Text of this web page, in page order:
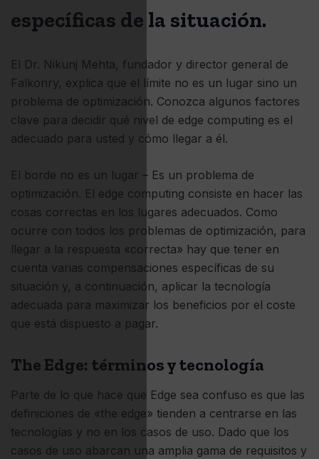
específicas de la situación.
El Dr. Nikunj Mehta, fundador y director general de
Falkonry, explica que el límite no es un lugar sino un
problema de optimización. Conozca algunos factores
clave para decidir qué nivel de edge computing es el
adecuado para usted y cómo llegar a él.
El borde no es un lugar – Es un problema de
optimización. El edge computing consiste en hacer las
cosas correctas en los lugares adecuados. Como
ocurre con todos los problemas de optimización, para
llegar a la respuesta «correcta» hay que tener en
cuenta varias compensaciones específicas de su
situación y, a continuación, aplicar la tecnología
adecuada para maximizar los beneficios por el coste
que está dispuesto a pagar.
The Edge: términos y tecnología
Parte de lo que hace que Edge sea confuso es que las
definiciones de «the edge» tienden a centrarse en las
tecnologías y no en los casos de uso. Dado que los
casos de uso abarcan una amplia gama de requisitos y